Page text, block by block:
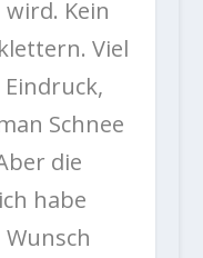
Kein
Viel
Schnee
die
habe